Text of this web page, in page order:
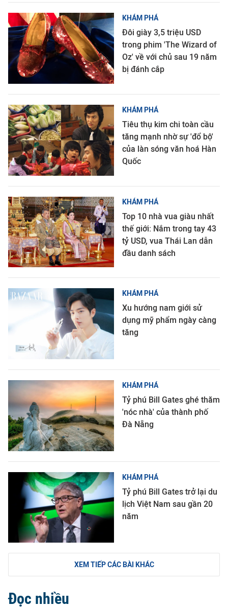
KHÁM PHÁ
Đôi giày 3,5 triệu USD
trong phim 'The Wizard of
Oz' về với chủ sau 19 năm
bị đánh cắp
KHÁM PHÁ
Tiêu thụ kim chi toàn cầu
tăng mạnh nhờ sự 'đổ bộ'
của làn sóng văn hoá Hàn
Quốc
KHÁM PHÁ
Top 10 nhà vua giàu nhất
thế giới: Nắm trong tay 43
tỷ USD, vua Thái Lan dẫn
đầu danh sách
KHÁM PHÁ
Xu hướng nam giới sử
dụng mỹ phẩm ngày càng
tăng
KHÁM PHÁ
Tỷ phú Bill Gates ghé thăm
'nóc nhà' của thành phố
Đà Nẵng
KHÁM PHÁ
Tỷ phú Bill Gates trở lại du
lịch Việt Nam sau gần 20
năm
XEM TIẾP CÁC BÀI KHÁC
Đọc nhiều